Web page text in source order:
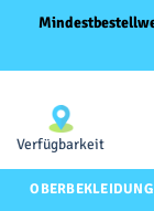
springen
Verfügbarkeit
OBERBEKLEIDUNG